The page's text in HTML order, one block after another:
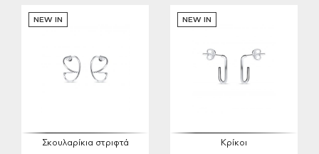
NEW IN
Σκουλαρίκια στριφτά
NEW IN
Κρίκοι